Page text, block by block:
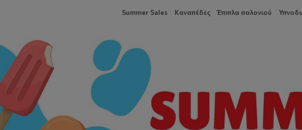
Summer Sales Καναπέδες Έπιπλα σαλονιού